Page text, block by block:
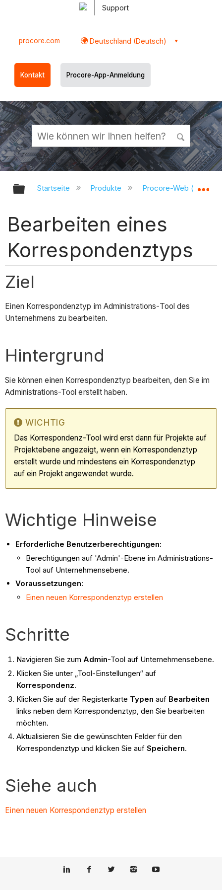
Support
procore.com Deutschland (Deutsch)
Kontakt Procore-App-Anmeldung
Globale Hierarchie auf- und
Startseite Produkte Procore-Web
Bearbeiten eines
Korrespondenztyps
Ziel
Einen Korrespondenztyp im Administrations-Tool des
Unternehmens zu bearbeiten.
Hintergrund
Sie können einen Korrespondenztyp bearbeiten, den Sie im
Administrations-Tool erstellt haben.
WICHTIG
Das Korrespondenz-Tool wird erst dann für Projekte auf
Projektebene angezeigt, wenn ein Korrespondenztyp
erstellt wurde und mindestens ein Korrespondenztyp
auf ein Projekt angewendet wurde.
Wichtige Hinweise
Erforderliche Benutzerberechtigungen:
Berechtigungen auf 'Admin'-Ebene im Administrations-
Tool auf Unternehmensebene.
Voraussetzungen:
Einen neuen Korrespondenztyp erstellen
Schritte
Navigieren Sie zum Admin-Tool auf Unternehmensebene.
Klicken Sie unter „Tool-Einstellungen“ auf
Korrespondenz.
Klicken Sie auf der Registerkarte Typen auf Bearbeiten
links neben dem Korrespondenztyp, den Sie bearbeiten
möchten.
Aktualisieren Sie die gewünschten Felder für den
Korrespondenztyp und klicken Sie auf Speichern.
Siehe auch
Einen neuen Korrespondenztyp erstellen